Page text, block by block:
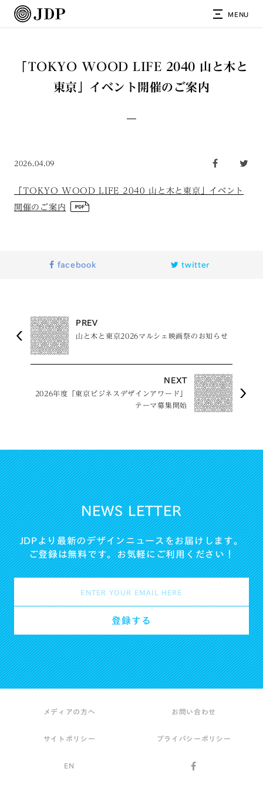
MENU
「TOKYO WOOD LIFE 2040 山と木と
東京」イベント開催のご案内
2026.04.09
「TOKYO WOOD LIFE 2040 山と木と東京」イベント
開催のご案内
facebook twitter
PREV
山と木と東京2026マルシェ映画祭のお知らせ
NEXT
2026年度「東京ビジネスデザインアワード」
テーマ募集開始
NEWS LETTER
JDPより最新のデザインニュースをお届けします。
ご登録は無料です。お気軽にご利用ください！
メディアの方へ お問い合わせ
サイトポリシー プライバシーポリシー
EN